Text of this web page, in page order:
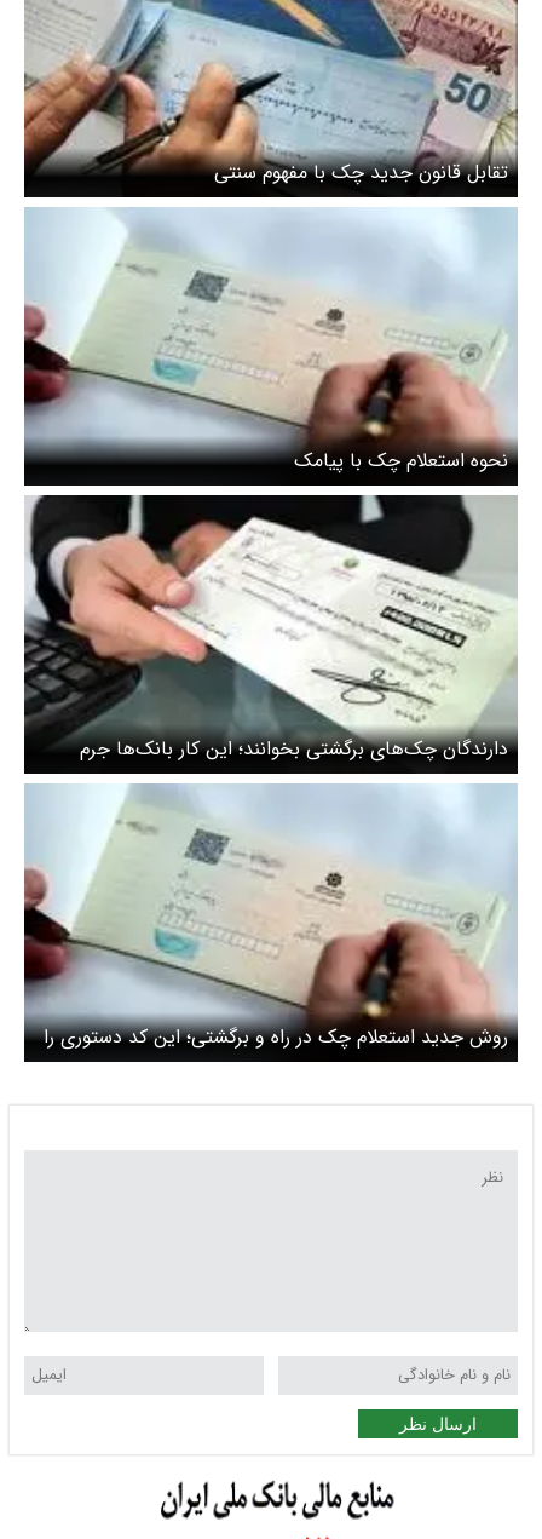
تقابل قانون جدید چک با مفهوم سنتی
نحوه استعلام چک با پیامک
دارندگان چک‌های برگشتی بخوانند؛ این کار بانک‌ها جرم
است!
روش جدید استعلام چک‌ در راه و برگشتی؛ این کد دستوری را
به این شماره پیامک کنید
ارسال نظر